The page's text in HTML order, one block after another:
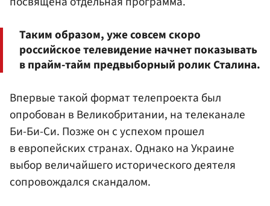
Таким образом, уже совсем скоро
российское телевидение начнет показывать
в прайм-тайм предвыборный ролик Сталина.
Впервые такой формат телепроекта был
опробован в Великобритании, на телеканале
Би-Би-Си. Позже он с успехом прошел
в европейских странах. Однако на Украине
выбор величайшего исторического деятеля
сопровождался скандалом.